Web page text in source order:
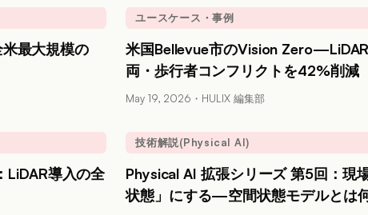
最大規模の
ユースケース・事例
米国Bellevue市のVision
両・歩行者コンフリクトを42%削減
May 19, 2026 ・ HULIX 編集部
LiDAR導入の全
技術解説(Physical AI)
Physical AI 拡張シリーズ 第5回：現
状態」にする—空間状態モデルとは